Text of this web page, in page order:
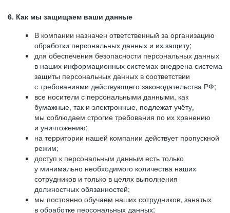
6. Как мы защищаем ваши данные
В компании назначен ответственный за организацию
обработки персональных данных и их защиту;
для обеспечения безопасности персональных данных
в наших информационных системах внедрена система
защиты персональных данных в соответствии
с требованиями действующего законодательства РФ;
все носители с персональными данными, как
бумажные, так и электронные, подлежат учёту,
мы соблюдаем строгие требования по их хранению
и уничтожению;
на территории нашей компании действует пропускной
режим;
доступ к персональным данным есть только
у минимально необходимого количества наших
сотрудников и только в целях выполнения
должностных обязанностей;
мы постоянно обучаем наших сотрудников, занятых
в обработке персональных данных;